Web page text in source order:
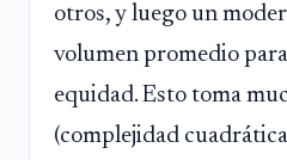
otros, y luego un
volumen promedio
equidad. Esto toma
(complejidad